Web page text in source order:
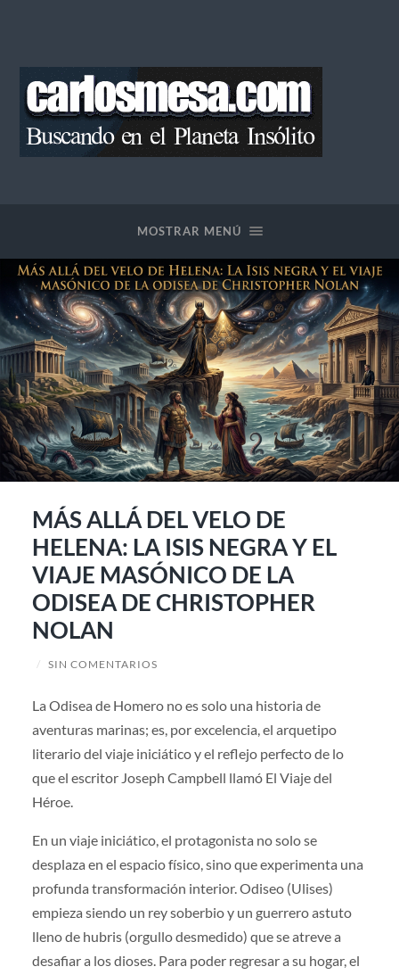
MOSTRAR MENÚ
MÁS ALLÁ DEL VELO DE
HELENA: LA ISIS NEGRA Y EL
VIAJE MASÓNICO DE LA
ODISEA DE CHRISTOPHER
NOLAN
/ SIN COMENTARIOS
La Odisea de Homero no es solo una historia de
aventuras marinas; es, por excelencia, el arquetipo
literario del viaje iniciático y el reflejo perfecto de lo
que el escritor Joseph Campbell llamó El Viaje del
Héroe.
En un viaje iniciático, el protagonista no solo se
desplaza en el espacio físico, sino que experimenta una
profunda transformación interior. Odiseo (Ulises)
empieza siendo un rey soberbio y un guerrero astuto
lleno de hubris (orgullo desmedido) que se atreve a
desafiar a los dioses. Para poder regresar a su hogar, el